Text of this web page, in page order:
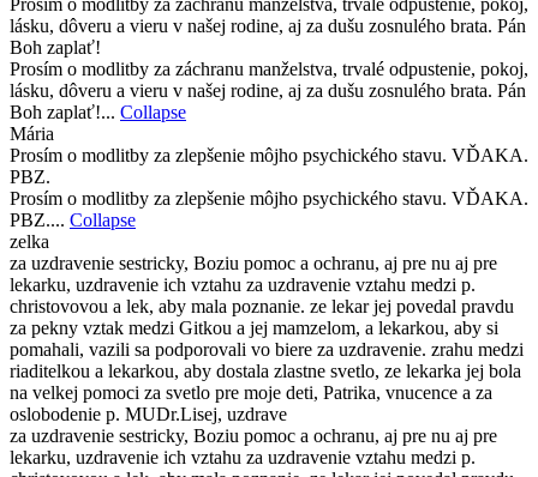
lásku, dôveru a vieru v našej rodine, aj za dušu zosnulého brata. Pán
Boh zaplať!
Prosím o modlitby za záchranu manželstva, trvalé odpustenie, pokoj,
lásku, dôveru a vieru v našej rodine, aj za dušu zosnulého brata. Pán
Boh zaplať!... Collapse
Mária
Prosím o modlitby za zlepšenie môjho psychického stavu. VĎAKA.
PBZ.
Prosím o modlitby za zlepšenie môjho psychického stavu. VĎAKA.
PBZ.... Collapse
zelka
za uzdravenie sestricky, Boziu pomoc a ochranu, aj pre nu aj pre
lekarku, uzdravenie ich vztahu za uzdravenie vztahu medzi p.
christovovou a lek, aby mala poznanie. ze lekar jej povedal pravdu
za pekny vztak medzi Gitkou a jej mamzelom, a lekarkou, aby si
pomahali, vazili sa podporovali vo biere za uzdravenie. zrahu medzi
riaditelkou a lekarkou, aby dostala zlastne svetlo, ze lekarka jej bola
na velkej pomoci za svetlo pre moje deti, Patrika, vnucence a za
oslobodenie p. MUDr.Lisej, uzdrave
za uzdravenie sestricky, Boziu pomoc a ochranu, aj pre nu aj pre
lekarku, uzdravenie ich vztahu za uzdravenie vztahu medzi p.